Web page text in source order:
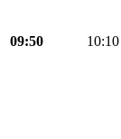
09:50 10:10